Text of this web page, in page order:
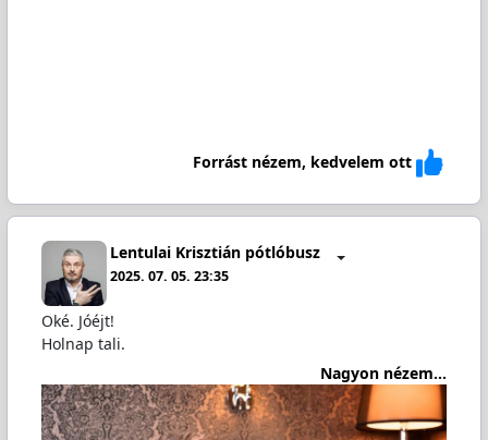
Forrást nézem, kedvelem ott
Lentulai Krisztián pótlóbusz
2025. 07. 05. 23:35
Oké. Jóéjt!
Holnap tali.
Nagyon nézem...